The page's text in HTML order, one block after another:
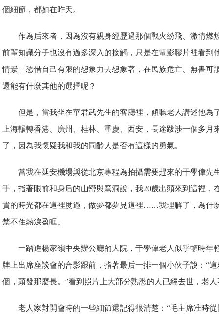
個細節，都如在昨天。
作為后來者，因為沒有親身經歷過那個戰火紛飛、激情燃
前輩知識分子也沒有過多深入的接觸，只是在電影膠片裡看到
情景，憑借自己有限的想象力去想象著，在民族危亡、無書可
還能有什麼其他的選擇呢？
但是，當我坐在華君武先生的客廳裡，傾聽老人講述他為
上海輾轉香港、廣州、桂林、重慶、西安，長途跋涉一個多
了，因為我懷疑我和我的同齡人是否有這樣的勇氣。
當我在延安機場與從北京專程為拍攝需要趕來的干學偉先
手，指著眼前和身后的山巒與窯洞說，我20歲出頭來到這裡，
貴的時光都在這裡度過，做夢都夢見這裡……我理解了，為什
禁不住熱淚盈眶。
一踏進楊家嶺中央辦公廳的大院，干學偉老人似乎頓時年
牌上出席座談會的合影跟前，指著最后一排一個小伙子說：“
個，頭發那麼長。”看到照片上大部分熟悉的人已經去世，老
老人家對開會時的一些細節還記得很清楚：“毛主席准時